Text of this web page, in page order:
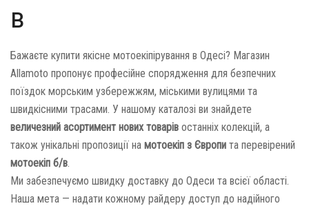
в
Бажаєте купити якісне мотоекіпірування в Одесі? Магазин
Allamoto пропонує професійне спорядження для безпечних
поїздок морським узбережжям, міськими вулицями та
швидкісними трасами. У нашому каталозі ви знайдете
величезний асортимент нових товарів останніх колекцій, а
також унікальні пропозиції на мотоекіп з Європи та перевірений
мотоекіп б/в.
Ми забезпечуємо швидку доставку до Одеси та всієї області.
Наша мета — надати кожному райдеру доступ до надійного